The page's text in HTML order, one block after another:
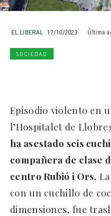
EL LIBERAL 17/10/2023 Última
SOCIEDAD
Episodio violento en
l’Hospitalet de
ha asestado seis
compañera de clase
centro Rubió i Ors.
con un cuchillo de
dimensiones, fue